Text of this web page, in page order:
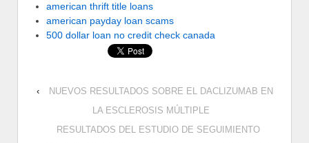
american thrift title loans
american payday loan scams
500 dollar loan no credit check canada
‹
NUEVOS RESULTADOS SOBRE EL DACLIZUMAB EN
LA ESCLEROSIS MÚLTIPLE
RESULTADOS DEL ESTUDIO DE SEGUIMIENTO